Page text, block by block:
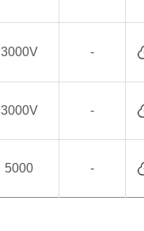
3000V -
3000V -
5000 -